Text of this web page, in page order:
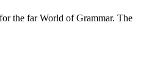
the far World of Grammar. The